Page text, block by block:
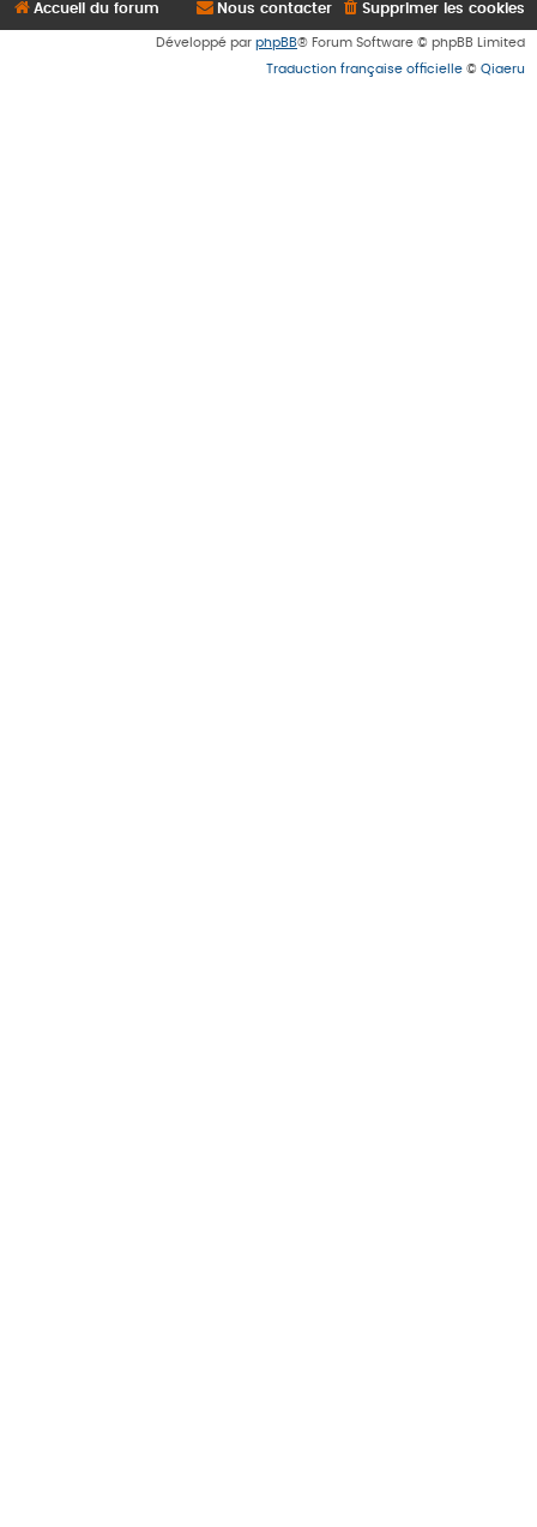
Accueil du forum Supprimer les cookies
Nous contacter
Développé par phpBB® Forum Software © phpBB Limited
Traduction française officielle © Qiaeru